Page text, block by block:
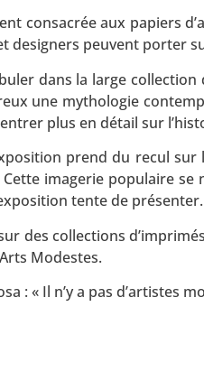
consacrée aux papiers
designers peuvent porter
dans la large
une mythologie
plus en détail sur
prend du recul
imagerie populaire
tente de
des collections
Modestes.
: « Il n’y a pas d’artistes